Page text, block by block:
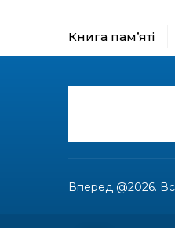
Книга пам’яті
Вперед @2026.